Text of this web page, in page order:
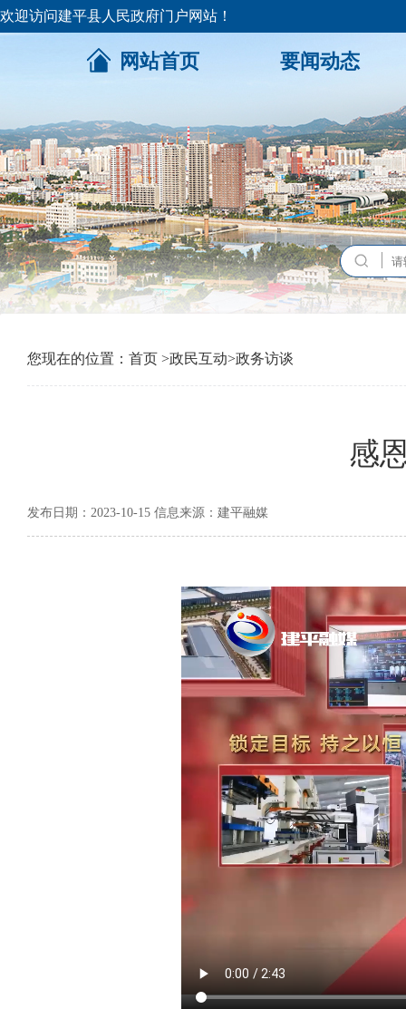
欢迎访问建平县人民政府门户网站！
网站首页 要闻动态
您现在的位置： 首页 >政民互动>政务访谈
感
发布日期：2023-10-15 信息来源：建平融媒